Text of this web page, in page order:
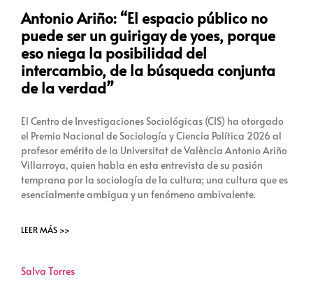
Antonio Ariño: “El espacio público no
puede ser un guirigay de yoes, porque
eso niega la posibilidad del
intercambio, de la búsqueda conjunta
de la verdad”
El Centro de Investigaciones Sociológicas (CIS) ha otorgado
el Premio Nacional de Sociología y Ciencia Política 2026 al
profesor emérito de la Universitat de València Antonio Ariño
Villarroya, quien habla en esta entrevista de su pasión
temprana por la sociología de la cultura; una cultura que es
esencialmente ambigua y un fenómeno ambivalente.
LEER MÁS >>
Salva Torres